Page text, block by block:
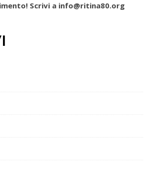
Scrivi a info@ritina80.org